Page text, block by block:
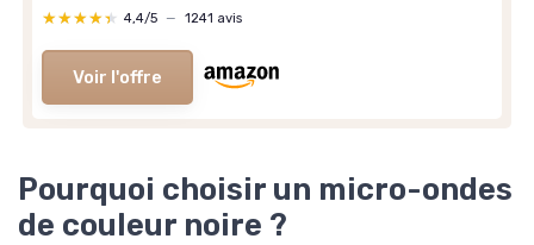
★★★★★
★★★★★ 4,4/5 — 1241 avis
Voir l'offre
Pourquoi choisir un micro-ondes
de couleur noire ?